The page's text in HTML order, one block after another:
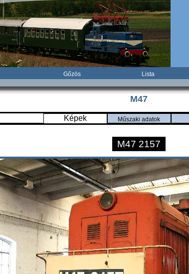
Gőzös Lista
M47
Képek Műszaki adatok
M47 2157